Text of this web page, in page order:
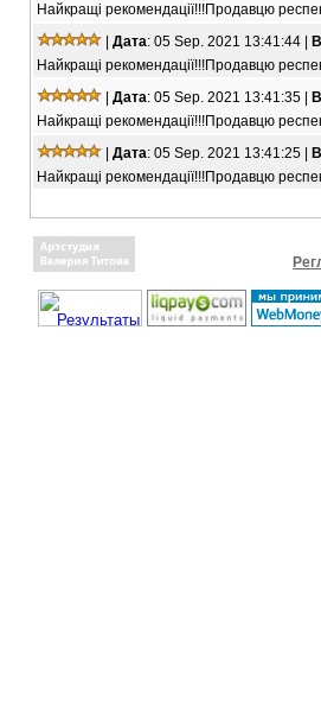
Найкращі рекомендації!!!Продавцю
| Дата: 05 Sep. 2021 13:41:44 |
Найкращі рекомендації!!!Продавцю
| Дата: 05 Sep. 2021 13:41:35 |
Найкращі рекомендації!!!Продавцю
| Дата: 05 Sep. 2021 13:41:25 |
Найкращі рекомендації!!!Продавцю